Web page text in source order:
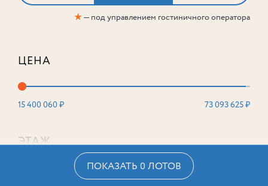
★— под управлением гостиничного оператора
ЦЕНА
15 400 060 ₽ 73 093 625 ₽
ЭТАЖ
ПОКАЗАТЬ 0 ЛОТОВ